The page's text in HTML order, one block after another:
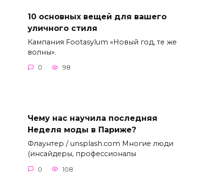
10 основных вещей для вашего
уличного стиля
Кампания Footasylum «Новый год, те же
волны».
0 98
Чему нас научила последняя
Неделя моды в Париже?
Флаунтер / unsplash.com Многие люди
(инсайдеры, профессионалы
0 108